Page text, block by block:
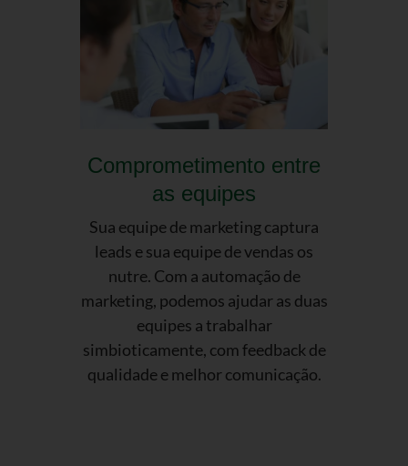
Comprometimento entre
as equipes
Sua equipe de marketing captura
leads e sua equipe de vendas os
nutre. Com a automação de
marketing, podemos ajudar as duas
equipes a trabalhar
simbioticamente, com feedback de
qualidade e melhor comunicação.